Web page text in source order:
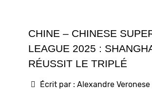
CHINE – CHINESE
LEAGUE 2025 :
RÉUSSIT LE TRIPLÉ
Écrit par : Alexandre Veronese